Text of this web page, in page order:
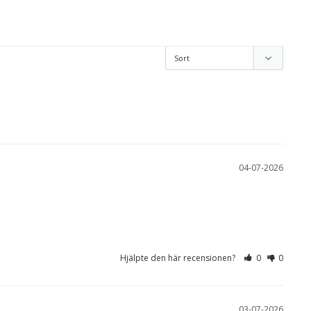
04-07-2026
Hjälpte den här recensionen? 0 0